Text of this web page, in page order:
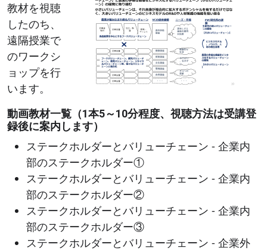
教材を視聴
したのち、
遠隔授業で
のワークシ
ョップを行
います。
動画教材一覧（1本5～10分程度、視聴方法は受講登
録後に案内します）
ステークホルダーとバリューチェーン - 企業内
部のステークホルダー①
ステークホルダーとバリューチェーン - 企業内
部のステークホルダー②
ステークホルダーとバリューチェーン - 企業内
部のステークホルダー③
ステークホルダーとバリューチェーン - 企業外